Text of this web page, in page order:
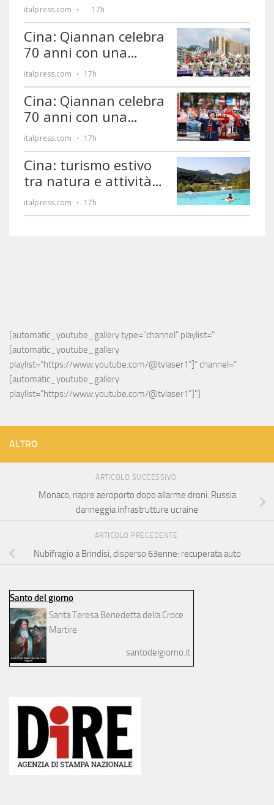
[automatic_youtube_gallery type="channel" playlist="
[automatic_youtube_gallery
playlist="https://www.youtube.com/@tvlaser1"]" channel="
[automatic_youtube_gallery
playlist="https://www.youtube.com/@tvlaser1"]"]
ALTRO
ARTICOLO SUCCESSIVO
Monaco, riapre aeroporto dopo allarme droni. Russia
danneggia infrastrutture ucraine
ARTICOLO PRECEDENTE
Nubifragio a Brindisi, disperso 63enne: recuperata auto
Santo del giorno
Santa Teresa Benedetta della Croce
Martire
santodelgiorno.it